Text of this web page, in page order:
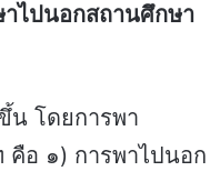
าไปนอกสถานศึกษา
น โดยการพา
คือ ๑) การพาไปนอก